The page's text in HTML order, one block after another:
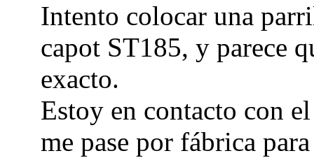
Intento colocar una
capot ST185, y parece
exacto.
Estoy en contacto con
me pase por fábrica